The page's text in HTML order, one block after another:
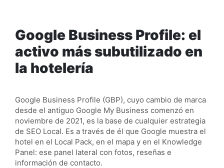
Google Business Profile: el
activo más subutilizado en
la hotelería
Google Business Profile (GBP), cuyo cambio de marca
desde el antiguo Google My Business comenzó en
noviembre de 2021, es la base de cualquier estrategia
de SEO Local. Es a través de él que Google muestra el
hotel en el Local Pack, en el mapa y en el Knowledge
Panel: ese panel lateral con fotos, reseñas e
información de contacto.